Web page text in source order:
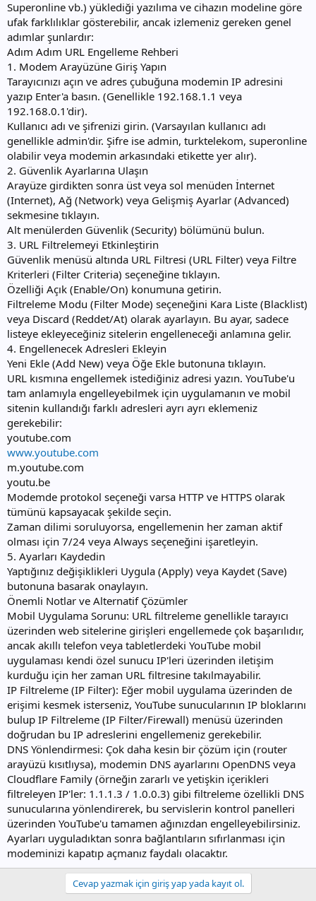
Superonline vb.) yüklediği yazılıma ve cihazın modeline göre
ufak farklılıklar gösterebilir, ancak izlemeniz gereken genel
adımlar şunlardır:
Adım Adım URL Engelleme Rehberi
1. Modem Arayüzüne Giriş Yapın
Tarayıcınızı açın ve adres çubuğuna modemin IP adresini
yazıp Enter'a basın. (Genellikle 192.168.1.1 veya
192.168.0.1'dir).
Kullanıcı adı ve şifrenizi girin. (Varsayılan kullanıcı adı
genellikle admin'dir. Şifre ise admin, turktelekom, superonline
olabilir veya modemin arkasındaki etikette yer alır).
2. Güvenlik Ayarlarına Ulaşın
Arayüze girdikten sonra üst veya sol menüden İnternet
(Internet), Ağ (Network) veya Gelişmiş Ayarlar (Advanced)
sekmesine tıklayın.
Alt menülerden Güvenlik (Security) bölümünü bulun.
3. URL Filtrelemeyi Etkinleştirin
Güvenlik menüsü altında URL Filtresi (URL Filter) veya Filtre
Kriterleri (Filter Criteria) seçeneğine tıklayın.
Özelliği Açık (Enable/On) konumuna getirin.
Filtreleme Modu (Filter Mode) seçeneğini Kara Liste (Blacklist)
veya Discard (Reddet/At) olarak ayarlayın. Bu ayar, sadece
listeye ekleyeceğiniz sitelerin engelleneceği anlamına gelir.
4. Engellenecek Adresleri Ekleyin
Yeni Ekle (Add New) veya Öğe Ekle butonuna tıklayın.
URL kısmına engellemek istediğiniz adresi yazın. YouTube'u
tam anlamıyla engelleyebilmek için uygulamanın ve mobil
sitenin kullandığı farklı adresleri ayrı ayrı eklemeniz
gerekebilir:
youtube.com
www.youtube.com
m.youtube.com
youtu.be
Modemde protokol seçeneği varsa HTTP ve HTTPS olarak
tümünü kapsayacak şekilde seçin.
Zaman dilimi soruluyorsa, engellemenin her zaman aktif
olması için 7/24 veya Always seçeneğini işaretleyin.
5. Ayarları Kaydedin
Yaptığınız değişiklikleri Uygula (Apply) veya Kaydet (Save)
butonuna basarak onaylayın.
Önemli Notlar ve Alternatif Çözümler
Mobil Uygulama Sorunu: URL filtreleme genellikle tarayıcı
üzerinden web sitelerine girişleri engellemede çok başarılıdır,
ancak akıllı telefon veya tabletlerdeki YouTube mobil
uygulaması kendi özel sunucu IP'leri üzerinden iletişim
kurduğu için her zaman URL filtresine takılmayabilir.
IP Filtreleme (IP Filter): Eğer mobil uygulama üzerinden de
erişimi kesmek isterseniz, YouTube sunucularının IP bloklarını
bulup IP Filtreleme (IP Filter/Firewall) menüsü üzerinden
doğrudan bu IP adreslerini engellemeniz gerekebilir.
DNS Yönlendirmesi: Çok daha kesin bir çözüm için (router
arayüzü kısıtlıysa), modemin DNS ayarlarını OpenDNS veya
Cloudflare Family (örneğin zararlı ve yetişkin içerikleri
filtreleyen IP'ler: 1.1.1.3 / 1.0.0.3) gibi filtreleme özellikli DNS
sunucularına yönlendirerek, bu servislerin kontrol panelleri
üzerinden YouTube'u tamamen ağınızdan engelleyebilirsiniz.
Ayarları uyguladıktan sonra bağlantıların sıfırlanması için
modeminizi kapatıp açmanız faydalı olacaktır.
Cevap yazmak için giriş yap yada kayıt ol.